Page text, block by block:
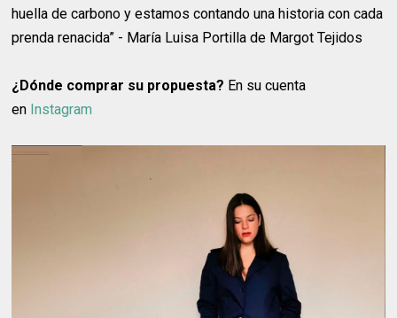
huella de carbono y estamos contando una historia con cada
prenda renacida” - María Luisa Portilla de Margot Tejidos
¿Dónde comprar su propuesta? En su cuenta
en Instagram